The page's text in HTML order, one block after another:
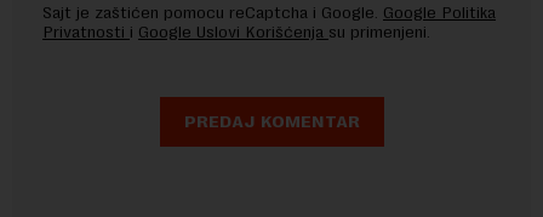
Sajt je zaštićen pomocu reCaptcha i Google. Google Politika
Privatnosti i Google Uslovi Korišćenja su primenjeni.